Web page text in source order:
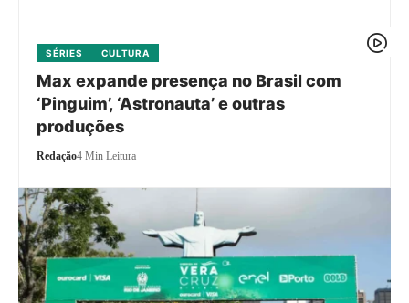
SÉRIES CULTURA
Max expande presença no Brasil com
‘Pinguim’, ‘Astronauta’ e outras
produções
Redação4 Min Leitura